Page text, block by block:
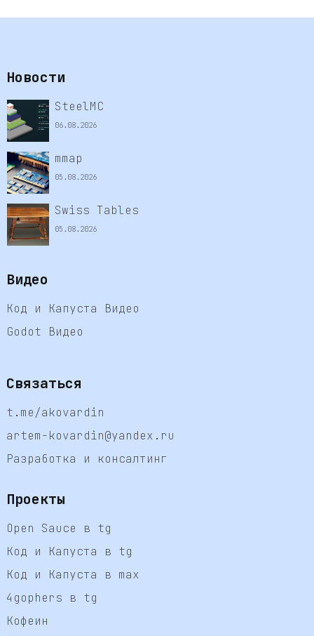
Новости
SteelMC
06.08.2026
mmap
05.08.2026
Swiss Tables
05.08.2026
Видео
Код и Капуста Видео
Godot Видео
Связаться
t.me/akovardin
artem-kovardin@yandex.ru
Разработка и консалтинг
Проекты
Open Sauce в tg
Код и Капуста в tg
Код и Капуста в max
4gophers в tg
Кофеин